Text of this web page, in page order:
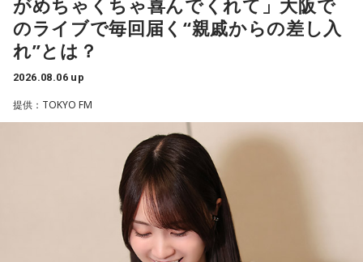
TCC Therapy Parkは「馬を救い、人を助ける」をコンセプト
に、競走馬として活躍した後、ケガやさまざまな事情によっ
て引退を余儀なくされた馬たちの新たな居場所を提供する施
設。引退後すぐに次の活躍先が決まらない馬たちの受け皿と
施設で話を聞いた菅井は、「そういう場所があってよかった
な、素晴らしい素敵な取り組みだなと実際に行かせていただ
いて思いました」と感想を述べ、競走生活を終えた馬たちが
新たな役割を得られる環境の大切さを実感したという。
がめちゃくちゃ喜んでくれて」大阪で
のライブで毎回届く“親戚からの差し入
れ”とは？
2026.08.06 up
提供：TOKYO FM